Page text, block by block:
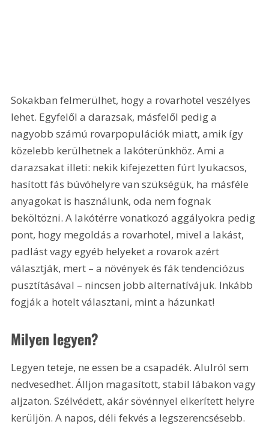
Sokakban felmerülhet, hogy a rovarhotel veszélyes
lehet. Egyfelől a darazsak, másfelől pedig a
nagyobb számú rovarpopulációk miatt, amik így
közelebb kerülhetnek a lakóterünkhöz. Ami a
darazsakat illeti: nekik kifejezetten fúrt lyukacsos,
hasított fás búvóhelyre van szükségük, ha másféle
anyagokat is használunk, oda nem fognak
beköltözni. A lakótérre vonatkozó aggályokra pedig
pont, hogy megoldás a rovarhotel, mivel a lakást,
padlást vagy egyéb helyeket a rovarok azért
választják, mert – a növények és fák tendenciózus
pusztításával – nincsen jobb alternatívájuk. Inkább
fogják a hotelt választani, mint a házunkat!
Milyen legyen?
Legyen teteje, ne essen be a csapadék. Alulról sem
nedvesedhet. Álljon magasított, stabil lábakon vagy
aljzaton. Szélvédett, akár sövénnyel elkerített helyre
kerüljön. A napos, déli fekvés a legszerencsésebb.